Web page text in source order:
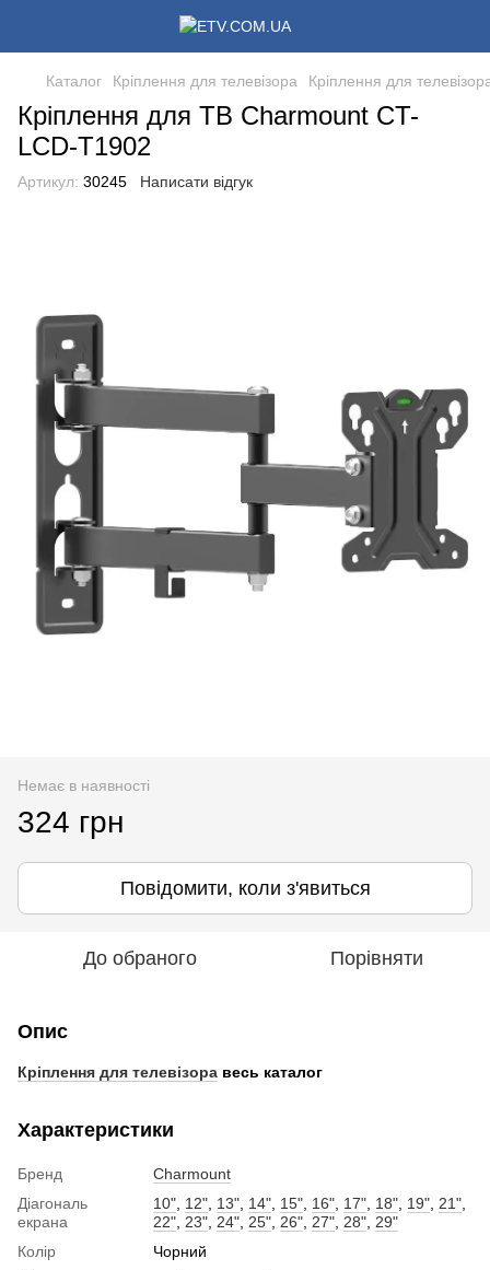
Каталог Кріплення для телевізора Кріплення для
Кріплення для ТВ Charmount CT-
LCD-T1902
Артикул: 30245 Написати відгук
Немає в наявності
324 грн
Повідомити, коли з'явиться
До обраного Порівняти
Опис
Кріплення для телевізора весь каталог
Характеристики
Бренд
Charmount
Діагональ
екрана
10" 12" 13" 14" 15" 16" 17" 18" 19" 21"
22" 23" 24" 25" 26" 27" 28" 29"
Колір
Чорний